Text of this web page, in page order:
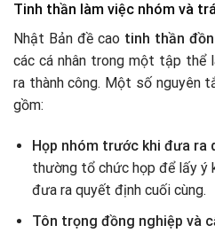
Tinh thần làm việc nhóm và
Nhật Bản đề cao tinh thần
các cá nhân trong một tập thể
ra thành công. Một số nguyên
gồm:
Họp nhóm trước khi đưa ra
thường tổ chức họp để lấy ý
đưa ra quyết định cuối cùng.
Tôn trọng đồng nghiệp và